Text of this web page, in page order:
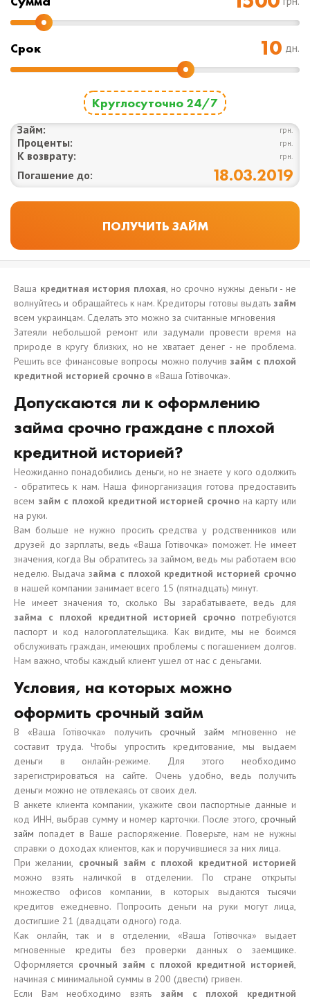
Срок дн.
Круглосуточно 24/7
Займ: грн.
Проценты: грн.
К возврату: грн.
Погашение до: 18.03.2019
Ваша кредитная история плохая, но срочно нужны деньги - не
волнуйтесь и обращайтесь к нам. Кредиторы готовы выдать займ
всем украинцам. Сделать это можно за считанные мгновения
Затеяли небольшой ремонт или задумали провести время на
природе в кругу близких, но не хватает денег - не проблема.
Решить все финансовые вопросы можно получив займ с плохой
кредитной историей срочно в «Ваша Готівочка».
Допускаются ли к оформлению
займа срочно граждане с плохой
кредитной историей?
Неожиданно понадобились деньги, но не знаете у кого одолжить
- обратитесь к нам. Наша финорганизация готова предоставить
всем займ с плохой кредитной историей срочно на карту или
на руки.
Вам больше не нужно просить средства у родственников или
друзей до зарплаты, ведь «Ваша Готівочка» поможет. Не имеет
значения, когда Вы обратитесь за займом, ведь мы работаем всю
неделю. Выдача займа с плохой кредитной историей срочно
в нашей компании занимает всего 15 (пятнадцать) минут.
Не имеет значения то, сколько Вы зарабатываете, ведь для
займа с плохой кредитной историей срочно потребуются
паспорт и код налогоплательщика. Как видите, мы не боимся
обслуживать граждан, имеющих проблемы с погашением долгов.
Нам важно, чтобы каждый клиент ушел от нас с деньгами.
Условия, на которых можно
оформить срочный займ
В «Ваша Готівочка» получить срочный займ
мгновенно не
составит труда. Чтобы упростить кредитование, мы выдаем
деньги в онлайн-режиме. Для этого необходимо
зарегистрироваться на сайте. Очень удобно, ведь получить
деньги можно не отвлекаясь от своих дел.
В анкете клиента компании, укажите свои паспортные данные и
код ИНН, выбрав сумму и номер карточки. После этого, срочный
займ попадет в Ваше распоряжение. Поверьте, нам не нужны
справки о доходах клиентов, как и поручившиеся за них лица.
При желании, срочный займ с плохой кредитной историей
можно взять наличкой в отделении. По стране открыты
множество офисов компании, в которых выдаются тысячи
кредитов ежедневно. Попросить деньги на руки могут лица,
достигшие 21 (двадцати одного) года.
Как онлайн, так и в отделении, «Ваша Готівочка» выдает
мгновенные кредиты без проверки данных о заемщике.
Оформляется срочный займ с плохой кредитной историей,
начиная с минимальной суммы в 200 (двести) гривен.
Если Вам необходимо взять займ с плохой кредитной